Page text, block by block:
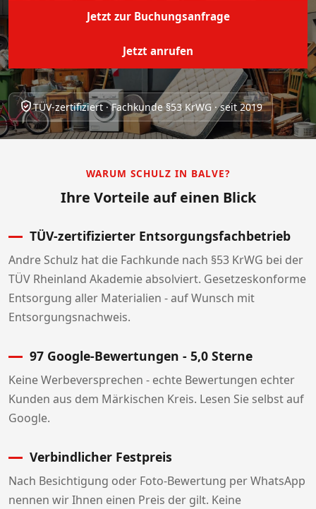
Jetzt zur Buchungsanfrage
Jetzt anrufen
TÜV-zertifiziert · Fachkunde §53 KrWG · seit 2019
WARUM SCHULZ IN BALVE?
Ihre Vorteile auf einen Blick
TÜV-zertifizierter Entsorgungsfachbetrieb
Andre Schulz hat die Fachkunde nach §53 KrWG bei der
TÜV Rheinland Akademie absolviert. Gesetzeskonforme
Entsorgung aller Materialien - auf Wunsch mit
Entsorgungsnachweis.
97 Google-Bewertungen - 5,0 Sterne
Keine Werbeversprechen - echte Bewertungen echter
Kunden aus dem Märkischen Kreis. Lesen Sie selbst auf
Google.
Verbindlicher Festpreis
Nach Besichtigung oder Foto-Bewertung per WhatsApp
nennen wir Ihnen einen Preis der gilt. Keine